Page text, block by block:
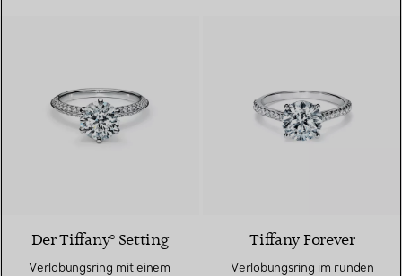
Der Tiffany® Setting
Verlobungsring mit einem
Tiffany Forever
Verlobungsring im runden